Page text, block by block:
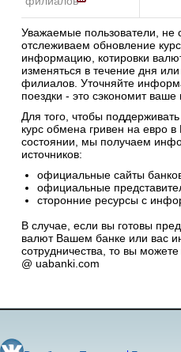
Уважаемые пользователи, не
отслеживаем обновление
информацию, котировки
изменяться в течение дня
филиалов. Уточняйте
поездки - это сэкономит ваше
Для того, чтобы
курс обмена гривен на евро
состоянии, мы получаем
источников:
официальные сайты
официальные
сторонние ресурсы с
В случае, если вы готовы
валют Вашем банке или вас
сотрудничества, то вы
@ uabanki.com